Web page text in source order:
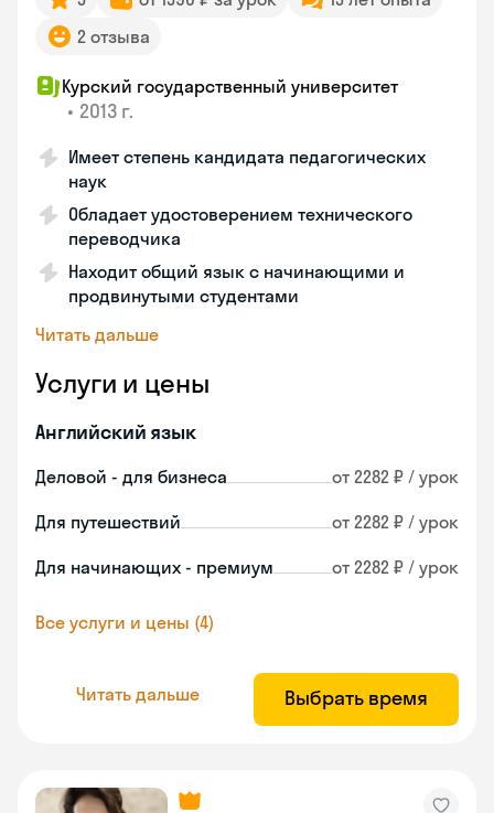
2 отзыва
Курский государственный университет
• 2013 г.
Имеет степень кандидата педагогических
наук
Обладает удостоверением технического
переводчика
Находит общий язык с начинающими и
продвинутыми студентами
Читать дальше
Услуги и цены
Английский язык
Деловой - для бизнеса от 2282 ₽ / урок
Для путешествий от 2282 ₽ / урок
Для начинающих - премиум от 2282 ₽ / урок
Все услуги и цены (4)
Читать дальше Выбрать время